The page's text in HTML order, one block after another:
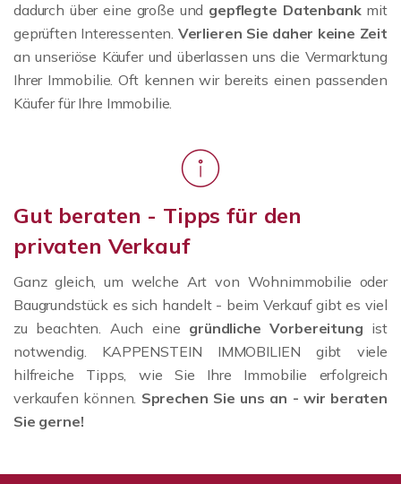
dadurch über eine große und gepflegte Datenbankmit
geprüften Interessenten. Verlieren Sie daher keine Zeit
an unseriöse Käufer und überlassen uns die Vermarktung
Ihrer Immobilie. Oft kennen wir bereits einen passenden
Käufer für Ihre Immobilie.
Gut beraten - Tipps für den
privaten Verkauf
Ganz gleich, um welche Art von Wohnimmobilie oder
Baugrundstück es sich handelt - beim Verkauf gibt es viel
zu beachten. Auch eine gründliche Vorbereitung ist
notwendig. KAPPENSTEIN IMMOBILIEN gibt viele
hilfreiche Tipps, wie Sie Ihre Immobilie erfolgreich
verkaufen können. Sprechen Sie uns an - wir beraten
Sie gerne!